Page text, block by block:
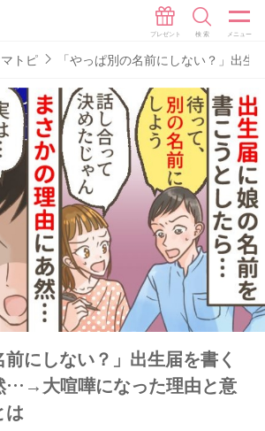
トピ 「やっぱ別の名前にしない？」出
前にしない？」出生届を書く
…→大喧嘩になった理由と意
は